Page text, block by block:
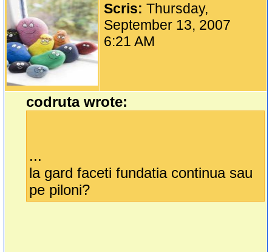
Scris:Thursday,
September 13, 2007
6:21 AM
codruta wrote:
...
la gard faceti fundatia continua sau
pe piloni?